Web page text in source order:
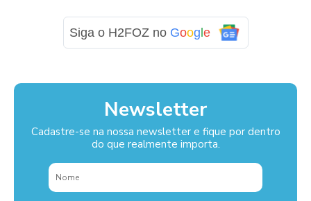
Siga o H2FOZ no Google
Newsletter
Cadastre-se na nossa newsletter e fique por dentro
do que realmente importa.